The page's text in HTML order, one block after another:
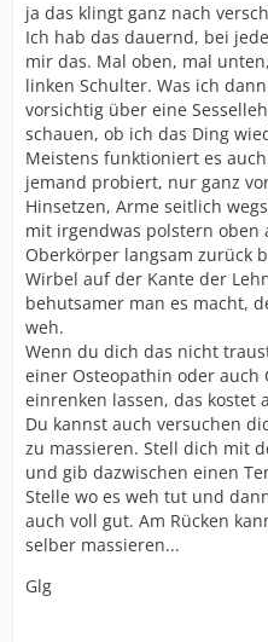
ja das klingt ganz nach
Ich hab das dauernd, bei
mir das. Mal oben, mal
linken Schulter. Was ich
vorsichtig über eine
schauen, ob ich das Ding
Meistens funktioniert es
jemand probiert, nur ganz
Hinsetzen, Arme seitlich
mit irgendwas polstern oben
Oberkörper langsam zurück
Wirbel auf der Kante der
behutsamer man es macht,
weh.
Wenn du dich das nicht
einer Osteopathin oder
einrenken lassen, das kostet
Du kannst auch versuchen
zu massieren. Stell dich mit
und gib dazwischen einen
Stelle wo es weh tut und
auch voll gut. Am Rücken
selber massieren...
Glg